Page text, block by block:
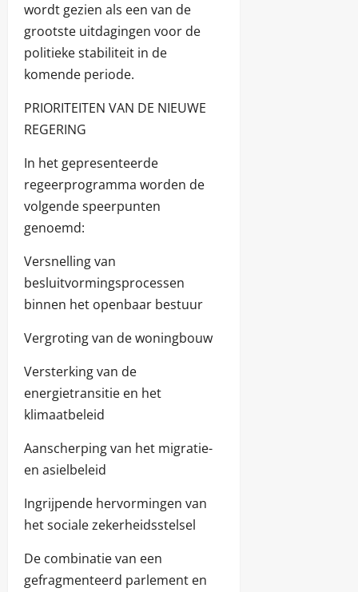
wordt gezien als een van de
grootste uitdagingen voor de
politieke stabiliteit in de
komende periode.
PRIORITEITEN VAN DE NIEUWE
REGERING
In het gepresenteerde
regeerprogramma worden de
volgende speerpunten
genoemd:
Versnelling van
besluitvormingsprocessen
binnen het openbaar bestuur
Vergroting van de woningbouw
Versterking van de
energietransitie en het
klimaatbeleid
Aanscherping van het migratie-
en asielbeleid
Ingrijpende hervormingen van
het sociale zekerheidsstelsel
De combinatie van een
gefragmenteerd parlement en